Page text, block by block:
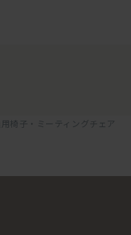
椅子・ミーティングチェア